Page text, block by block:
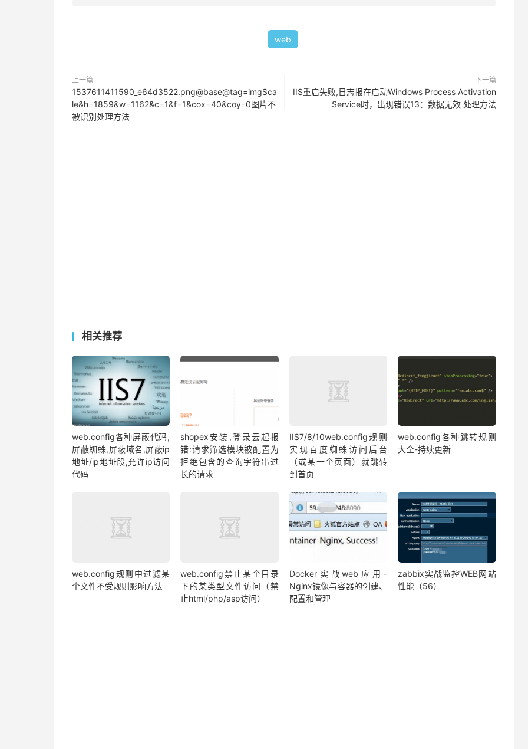
web
上一篇
1537611411590_e64d3522.png@base@tag=imgSca
le&h=1859&w=1162&c=1&f=1&cox=40&coy=0图片不
被识别处理方法
下一篇
IIS重启失败,日志报在启动Windows Process Activation
Service时，出现错误13：数据无效 处理方法
相关推荐
web.config各种屏蔽代码,
屏蔽蜘蛛,屏蔽域名,屏蔽ip
地址/ip地址段,允许ip访问
代码
shopex安装,登录云起报
错:请求筛选模块被配置为
拒绝包含的查询字符串过
长的请求
IIS7/8/10web.config规则
实现百度蜘蛛访问后台
（或某一个页面）就跳转
到首页
web.config各种跳转规则
大全-持续更新
web.config规则中过滤某
个文件不受规则影响方法
web.config禁止某个目录
下的某类型文件访问（禁
止html/php/asp访问）
Docker实战web应用-
Nginx镜像与容器的创建、
配置和管理
zabbix实战监控WEB网站
性能（56）